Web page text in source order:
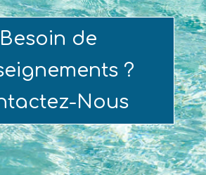
Besoin de
?
Nous